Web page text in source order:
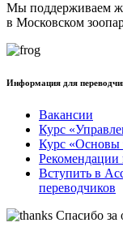
Мы поддерживаем
в Московском
Информация для
Вакансии
Курс
Курс «Основы
Вступить в
переводчиков
Спасибо за